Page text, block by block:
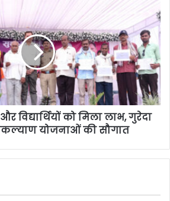
विद्यार्थियों को मिला लाभ, गुरेदा
योजनाओं की सौगात